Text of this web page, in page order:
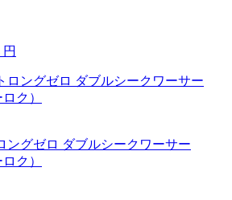
円
ングゼロ ダブルシークワーサー
ク）